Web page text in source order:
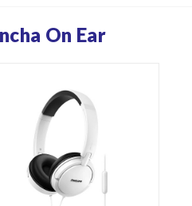
On Ear